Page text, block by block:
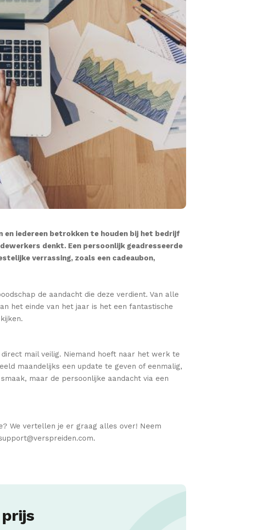
iedereen betrokken te houden bij het bedrijf
denkt. Een persoonlijk geadresseerde
verrassing, zoals een cadeaubon,
de aandacht die deze verdient. Van alle
het einde van het jaar is het een fantastische
mail veilig. Niemand hoeft naar het werk te
maandelijks een update te geven of eenmalig,
maar de persoonlijke aandacht via een
We vertellen je er graag alles over! Neem